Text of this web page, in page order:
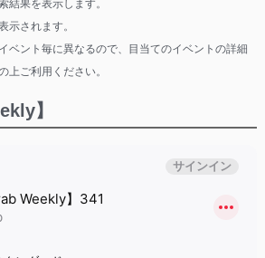
結果を表示します。
示されます。
ベント毎に異なるので、目当てのイベントの詳細
上ご利用ください。
】